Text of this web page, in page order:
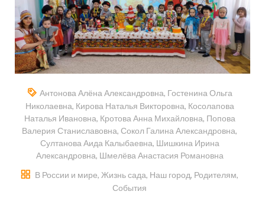
Антонова Алёна Александровна, Гостенина Ольга
Николаевна, Кирова Наталья Викторовна, Косолапова
Наталья Ивановна, Кротова Анна Михайловна, Попова
Валерия Станиславовна, Сокол Галина Александровна,
Султанова Аида Калыбаевна, Шишкина Ирина
Александровна, Шмелёва Анастасия Романовна
В России и мире, Жизнь сада, Наш город, Родителям,
События